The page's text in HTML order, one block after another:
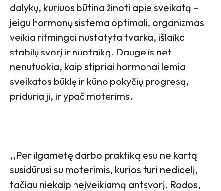
dalykų, kuriuos būtina žinoti apie sveikatą –
jeigu hormonų sistema optimali, organizmas
veikia ritmingai nustatyta tvarka, išlaiko
stabilų svorį ir nuotaiką. Daugelis net
nenutuokia, kaip stipriai hormonai lemia
sveikatos būklę ir kūno pokyčių progresą,
priduria ji, ir ypač moterims.
,,Per ilgametę darbo praktiką esu ne kartą
susidūrusi su moterimis, kurios turi nedidelį,
tačiau niekaip neįveikiamą antsvorį. Rodos,